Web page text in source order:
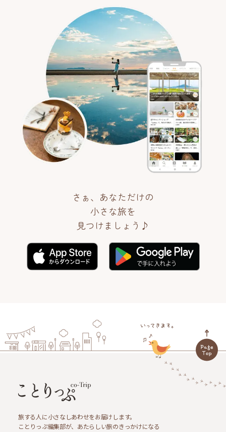
さぁ、あなただけの
小さな旅を
見つけましょう♪
旅する人に小さなしあわせをお届けします。
ことりっぷ編集部が、あたらしい旅のきっかけになる